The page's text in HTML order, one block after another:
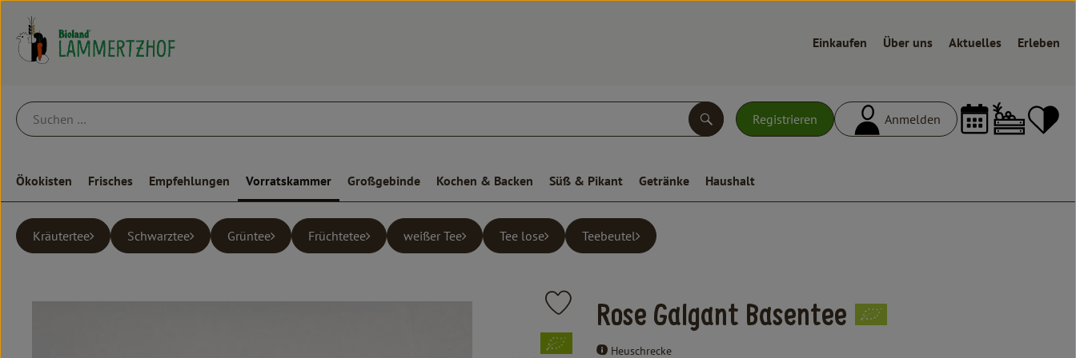
Einkaufen Über uns Aktuelles Erleben
Registrieren Anmelden
Suchen
Ökokisten Frisches Empfehlungen Vorratskammer Großgebinde Kochen & Backen Süß & Pikant Getränke Haushalt
Kräutertee Schwarztee Grüntee Früchtetee weißer Tee Tee lose Teebeutel
Rose Galgant Basentee
Heuschrecke
Produkt zu Favouriten hinzufügen
, Verband: